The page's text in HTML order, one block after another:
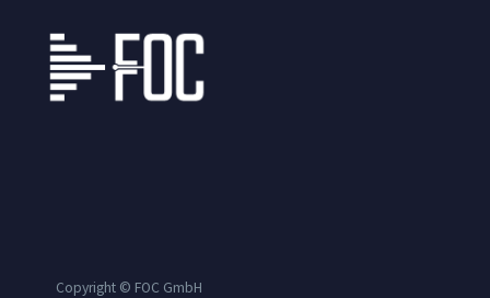
Copyright © FOC GmbH